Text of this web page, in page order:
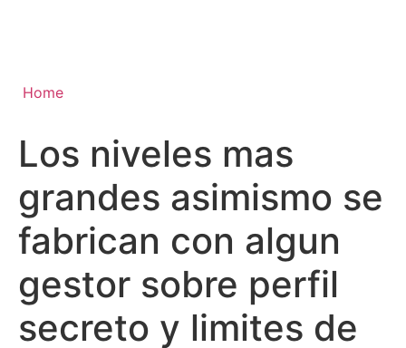
Home
Los niveles mas
grandes asimismo se
fabrican con algun
gestor sobre perfil
secreto y limites de